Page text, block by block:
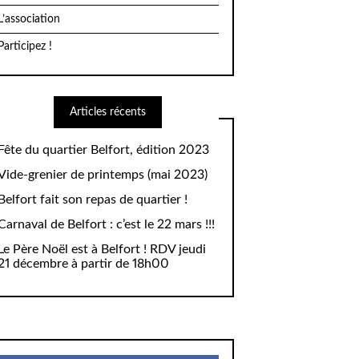
!
Articles récents
du quartier Belfort, édition 2023
grenier de printemps (mai 2023)
fait son repas de quartier !
de Belfort : c’est le 22 mars !!!
Père Noël est à Belfort ! RDV jeudi
décembre à partir de 18h00